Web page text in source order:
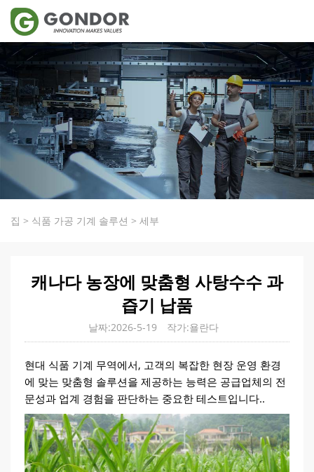
집 > 식품 가공 기계 솔루션 > 세부
캐나다 농장에 맞춤형 사탕수수 과
즙기 납품
날짜:2026-5-19 작가:욜란다
현대 식품 기계 무역에서, 고객의 복잡한 현장 운영 환경
에 맞는 맞춤형 솔루션을 제공하는 능력은 공급업체의 전
문성과 업계 경험을 판단하는 중요한 테스트입니다..